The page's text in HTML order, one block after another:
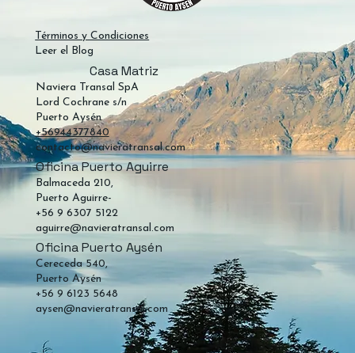
Términos y Condiciones
Leer el Blog
Casa Matriz
Naviera Transal SpA
Lord Cochrane s/n
Puerto Aysén
+56944377840
contacto@navieratransal.com
Balmaceda 210,
Puerto Aguirre-
+56 9 6307 5122
aguirre@navieratransal.com
Oficina Puerto Aguirre
Cereceda 540,
Puerto Aysén
+56 9 6123 5648
aysen@navieratransal.com
Oficina Puerto Aysén